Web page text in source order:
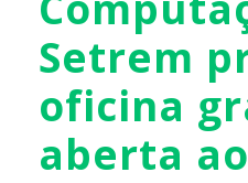
Setrem
oficina
aberta